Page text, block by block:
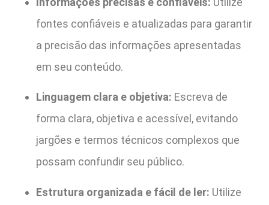
fontes confiáveis e atualizadas para garantir
a precisão das informações apresentadas
em seu conteúdo.
Linguagem clara e objetiva: Escreva de
forma clara, objetiva e acessível, evitando
jargões e termos técnicos complexos que
possam confundir seu público.
Estrutura organizada e fácil de ler: Utilize